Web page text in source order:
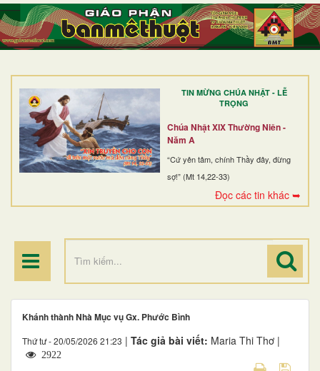
TIN MỪNG CHÚA NHẬT - LỄ
TRỌNG
Chúa Nhật XIX Thường Niên -
Năm A
“Cứ yên tâm, chính Thầy đây, đừng
sợ!” (Mt 14,22-33)
Đọc các tin khác ➥
TRANG NHẤT
GIỚI THIỆU
DÒNG TU
BAN MỤC VỤ
ĐOÀN THỂ CG
ĐIỂM HÀNH HƯƠNG
Khánh thành Nhà Mục vụ Gx. Phước Bình
Thứ tư - 20/05/2026 21:23 | Tác giả bài viết: Maria Thi Thơ |
2922